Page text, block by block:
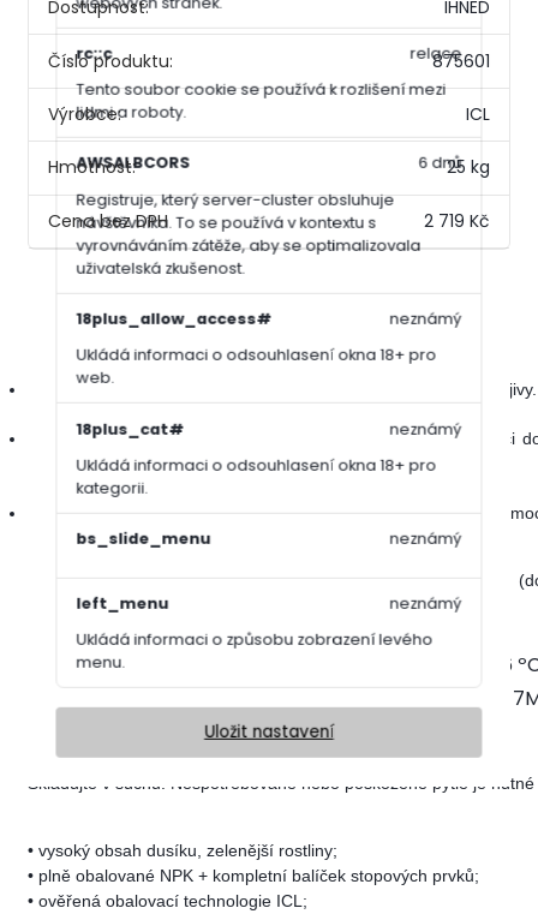
rc::c
Tento soubor cookie se používá k rozlišení mezi
lidmi a roboty.
relace
AWSALBCORS
Registruje, který server-cluster obsluhuje
návštěvníka. To se používá v kontextu s
vyrovnáváním zátěže, aby se optimalizovala
uživatelská zkušenost.
6 dnů
18plus_allow_access#
Ukládá informaci o odsouhlasení okna 18+ pro
web.
neznámý
18plus_cat#
Ukládá informaci o odsouhlasení okna 18+ pro
kategorii.
neznámý
bs_slide_menu neznámý
left_menu
Ukládá informaci o způsobu zobrazení levého
menu.
neznámý
Uložit nastavení
Dostupnost: IHNED
Číslo produktu: 875601
Výrobce: ICL
Hmotnost: 25 kg
2 719 Kč
Kompletní specifikace
Osmocote Pro lze používat v kombinaci s vodorozpustnými hnojivy.
Produkt se doporučuje mísit s pěstebním médiem. Při aplikaci
konkrétní situaci se zástupcem společnosti ICL SF.
Pro citlivé rostliny doporučuje ICL Specialty Fertilizers použít
Dobu působení hnojiva Osmocote Pro 8-9M ovlivňuje teplota
určuje při 21º C).
16 ºC
26
6-
Skladujte v suchu. Nespotřebované nebo poškozené pytle je
• vysoký obsah dusíku, zelenější rostliny;
• plně obalované NPK + kompletní balíček stopových prvků;
• ověřená obalovací technologie ICL;